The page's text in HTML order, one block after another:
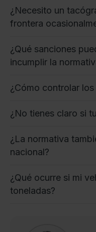
¿Necesito un
frontera
¿Qué sanciones
incumplir la
¿Cómo controlar
¿No tienes claro si
¿La normativa
nacional?
¿Qué ocurre si mi
toneladas?